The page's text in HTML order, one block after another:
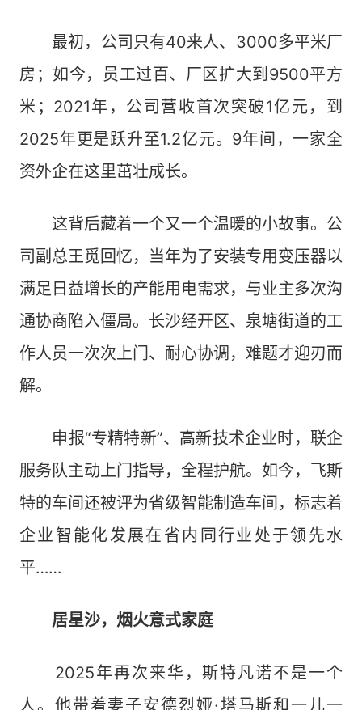
最初，公司只有40来人、3000多平米厂
房；如今，员工过百、厂区扩大到9500平方
米；2021年，公司营收首次突破1亿元，到
2025年更是跃升至1.2亿元。9年间，一家全
资外企在这里茁壮成长。
这背后藏着一个又一个温暖的小故事。公
司副总王觅回忆，当年为了安装专用变压器以
满足日益增长的产能用电需求，与业主多次沟
通协商陷入僵局。长沙经开区、泉塘街道的工
作人员一次次上门、耐心协调，难题才迎刃而
解。
申报“专精特新”、高新技术企业时，联企
服务队主动上门指导，全程护航。如今，飞斯
特的车间还被评为省级智能制造车间，标志着
企业智能化发展在省内同行业处于领先水
平……
居星沙，烟火意式家庭
2025年再次来华，斯特凡诺不是一个
人。他带着妻子安德烈娅·塔马斯和一儿一